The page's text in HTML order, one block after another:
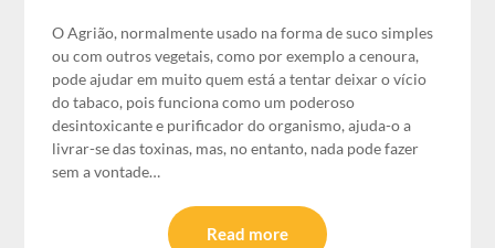
O Agrião, normalmente usado na forma de suco simples
ou com outros vegetais, como por exemplo a cenoura,
pode ajudar em muito quem está a tentar deixar o vício
do tabaco, pois funciona como um poderoso
desintoxicante e purificador do organismo, ajuda-o a
livrar-se das toxinas, mas, no entanto, nada pode fazer
sem a vontade…
Read more